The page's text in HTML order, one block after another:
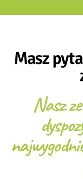
Masz
Nasz